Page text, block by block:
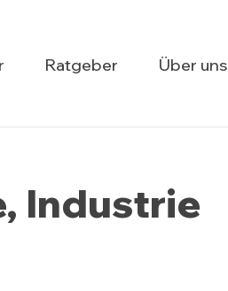
Ratgeber Über uns
Industrie